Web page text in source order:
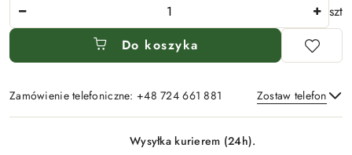
Ilość
szt
Do koszyka
Zamówienie telefoniczne: +48 724 661 881 Zostaw telefon
Dostępność
Wysyłka kurierem (24h).